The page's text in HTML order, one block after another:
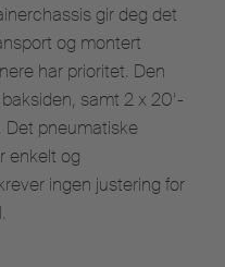
gir deg det
og montert
har prioritet. Den
samt 2 x 20’-
Det pneumatiske
enkelt og
ingen justering for